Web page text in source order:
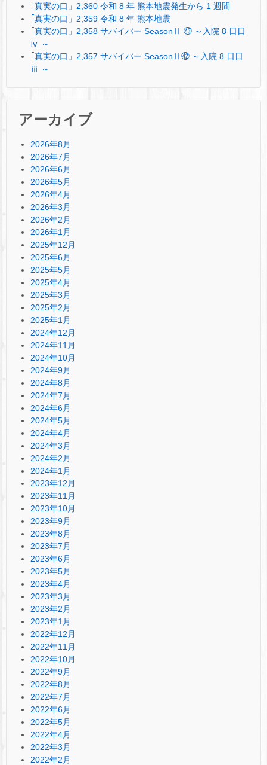
｢真実の口」2,360 令和 8 年 熊本地震発生から 1 週間
｢真実の口」2,359 令和 8 年 熊本地震
｢真実の口」2,358 サバイバー SeasonⅡ ㊸ ～入院 8 日日
ⅳ ～
｢真実の口」2,357 サバイバー SeasonⅡ㊷ ～入院 8 日日
ⅲ ～
アーカイブ
2026年8月
2026年7月
2026年6月
2026年5月
2026年4月
2026年3月
2026年2月
2026年1月
2025年12月
2025年6月
2025年5月
2025年4月
2025年3月
2025年2月
2025年1月
2024年12月
2024年11月
2024年10月
2024年9月
2024年8月
2024年7月
2024年6月
2024年5月
2024年4月
2024年3月
2024年2月
2024年1月
2023年12月
2023年11月
2023年10月
2023年9月
2023年8月
2023年7月
2023年6月
2023年5月
2023年4月
2023年3月
2023年2月
2023年1月
2022年12月
2022年11月
2022年10月
2022年9月
2022年8月
2022年7月
2022年6月
2022年5月
2022年4月
2022年3月
2022年2月